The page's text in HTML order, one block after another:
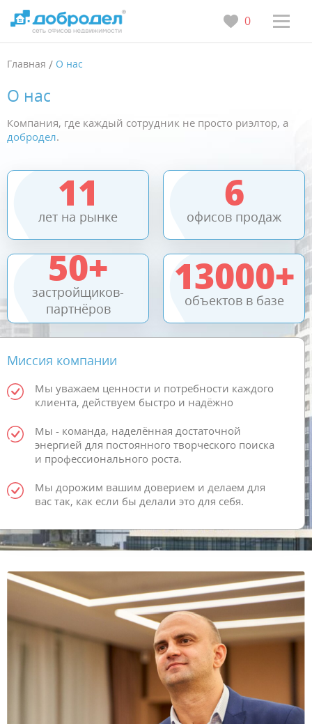
0
Главная / О нас
О нас
Компания, где каждый сотрудник не просто риэлтор, а
добродел.
Миссия компании
Мы уважаем ценности и потребности каждого
клиента, действуем быстро и надёжно
Мы - команда, наделённая достаточной
энергией для постоянного творческого поиска
и профессионального роста.
Мы дорожим вашим доверием и делаем для
вас так, как если бы делали это для себя.
11
лет на рынке
6
офисов продаж
50+
застройщиков-
партнёров
13000+
объектов в базе